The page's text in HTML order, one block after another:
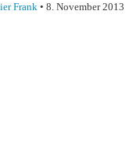
Frank• 8. November 2013